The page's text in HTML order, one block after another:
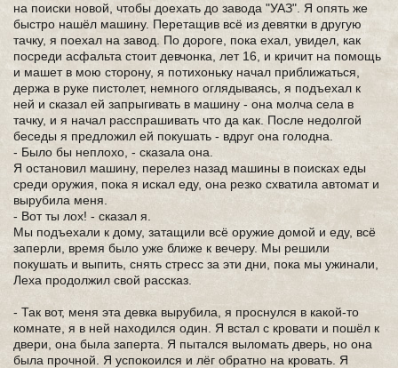
на поиски новой, чтобы доехать до завода "УАЗ". Я опять же
быстро нашёл машину. Перетащив всё из девятки в другую
тачку, я поехал на завод. По дороге, пока ехал, увидел, как
посреди асфальта стоит девчонка, лет 16, и кричит на помощь
и машет в мою сторону, я потихоньку начал приближаться,
держа в руке пистолет, немного оглядываясь, я подъехал к
ней и сказал ей запрыгивать в машину - она молча села в
тачку, и я начал расспрашивать что да как. После недолгой
беседы я предложил ей покушать - вдруг она голодна.
- Было бы неплохо, - сказала она.
Я остановил машину, перелез назад машины в поисках еды
среди оружия, пока я искал еду, она резко схватила автомат и
вырубила меня.
- Вот ты лох! - сказал я.
Мы подъехали к дому, затащили всё оружие домой и еду, всё
заперли, время было уже ближе к вечеру. Мы решили
покушать и выпить, снять стресс за эти дни, пока мы ужинали,
Леха продолжил свой рассказ.
- Так вот, меня эта девка вырубила, я проснулся в какой-то
комнате, я в ней находился один. Я встал с кровати и пошёл к
двери, она была заперта. Я пытался выломать дверь, но она
была прочной. Я успокоился и лёг обратно на кровать. Я